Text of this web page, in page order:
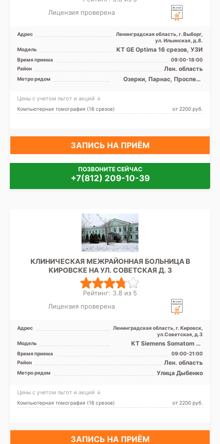
Лицензия проверена
Адрес
Ленинградская область, г. Выборг,
ул. Ильинская, д.8.
Модель
КТ GE Optima 16 срезов, УЗИ
Время приема
09:00-18:00
Район
Лен. область
Метро рядом
Озерки, Парнас, Проспект
Цены с учетом льгот и акций ↓
Компьютерная томография (16 срезов) от 2200 pуб.
ЗАПИСЬ НА ПРИЁМ
ПОЗВОНИТЕ СЕЙЧАС
+7(812) 209-10-39
КЛИНИЧЕСКАЯ МЕЖРАЙОННАЯ БОЛЬНИЦА В
КИРОВСКЕ НА УЛ. СОВЕТСКАЯ Д. 3
Рейтинг: 3.8 из 5
Лицензия проверена
Адрес
Ленинградская область, г. Кировск,
ул.Советская, д.3
Модель
КТ Siemens Somatom 16
срезов, УЗИ
Время приема
09:00-21:00
Район
Лен. область
Метро рядом Улица Дыбенко
Цены с учетом льгот и акций ↓
Компьютерная томография (16 срезов) от 2200 pуб.
ЗАПИСЬ НА ПРИЁМ